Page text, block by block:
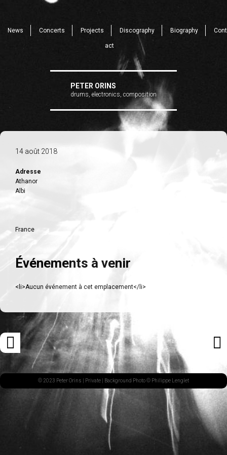
News Concerts Projects Discography Biography Cont
act
PETER ORINS
drums, electronics, composition
14 août 2018
Adresse
Athanor
Albi
France
Événements à venir
<li>Aucun événement à cet emplacement</li>
Navigation
des
articles
ARTICLE
PRÉCÉDENT© 2023 Peter Orins | Private | Background Photo © Philippe Lenglet